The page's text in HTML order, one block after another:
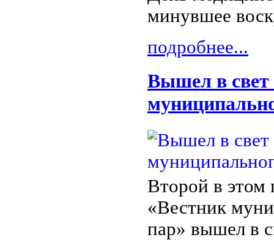
минувшее
подробнее...
Вышел в свет
Второй в этом
«Вестник
пар» вышел в